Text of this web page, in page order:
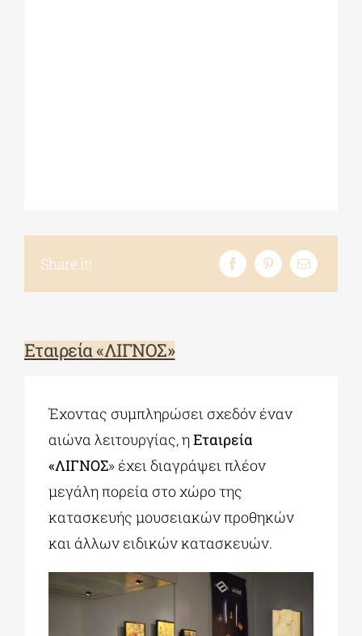
Share it!
Εταιρεία «ΛΙΓΝΟΣ»
Έχοντας συμπληρώσει σχεδόν έναν
αιώνα λειτουργίας, ηΕταιρεία
«ΛΙΓΝΟΣ» έχει διαγράψει πλέον
μεγάλη πορεία στο χώρο της
κατασκευής μουσειακών προθηκών
και άλλων ειδικών κατασκευών.